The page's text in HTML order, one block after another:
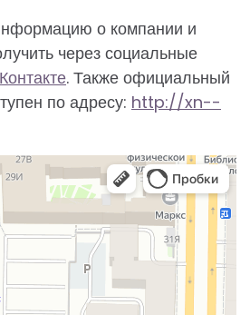
о компании и
через социальные
. Также официальный
по адресу: http://xn--